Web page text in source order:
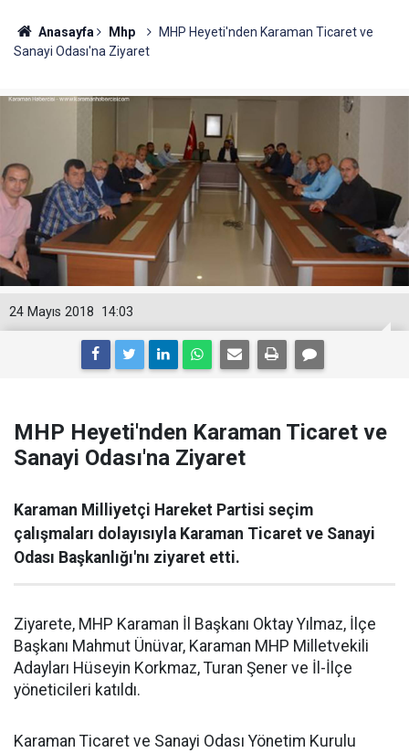
Anasayfa Mhp
MHP Heyeti'nden Karaman Ticaret ve
Sanayi Odası'na Ziyaret
14:03
24 Mayıs 2018
MHP Heyeti'nden Karaman Ticaret ve
Sanayi Odası'na Ziyaret
Karaman Milliyetçi Hareket Partisi seçim
çalışmaları dolayısıyla Karaman Ticaret ve Sanayi
Odası Başkanlığı'nı ziyaret etti.
Ziyarete, MHP Karaman İl Başkanı Oktay Yılmaz, İlçe
Başkanı Mahmut Ünüvar, Karaman MHP Milletvekili
Adayları Hüseyin Korkmaz, Turan Şener ve İl-İlçe
yöneticileri katıldı.
Karaman Ticaret ve Sanayi Odası Yönetim Kurulu